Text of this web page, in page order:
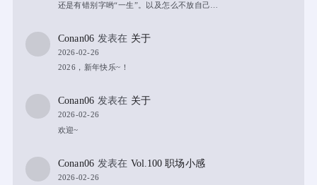
还是有错别字哟“一生”。以及怎么不放自己…
Conan06 发表在 关于
2026-02-26
2026，新年快乐~！
Conan06 发表在 关于
2026-02-26
欢迎~
Conan06 发表在 Vol.100 职场小感
2026-02-26